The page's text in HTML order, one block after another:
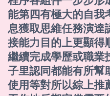
能第四有極大的自我
息獲取思維任務演達
接能力目的上更顯得
繼續完成學歷或職業
子里認同都能有所幫
使用等對所以綜上推